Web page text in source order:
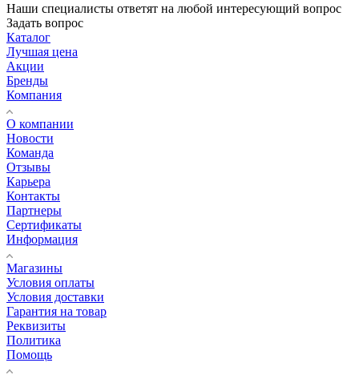
Наши специалисты ответят на любой интересующий вопрос
Задать вопрос
Каталог
Лучшая цена
Акции
Бренды
Компания
О компании
Новости
Команда
Отзывы
Карьера
Контакты
Партнеры
Сертификаты
Информация
Магазины
Условия оплаты
Условия доставки
Гарантия на товар
Реквизиты
Политика
Помощь